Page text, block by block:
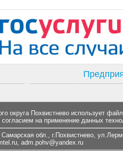
округа Похвистнево использует
на применение данных
Самарская обл., г.Похвистнево,
, adm.pohv@yandex.ru